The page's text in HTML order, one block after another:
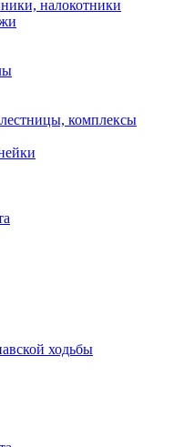
налокотники
комплексы
ходьбы